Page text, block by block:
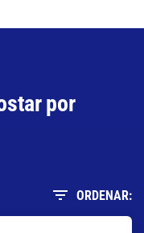
por
ORDENAR: